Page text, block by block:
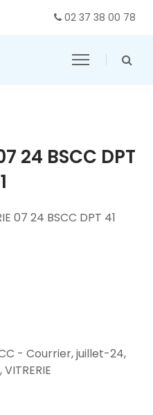
02 37 38 00 78
24 BSCC DPT
07 24 BSCC DPT 41
- Courrier, juillet-24,